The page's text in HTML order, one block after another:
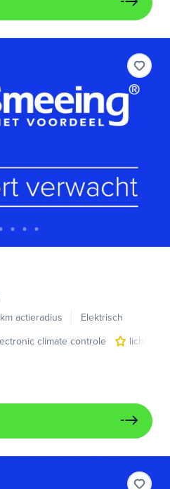
actieradius
Elektrisch
climate controle